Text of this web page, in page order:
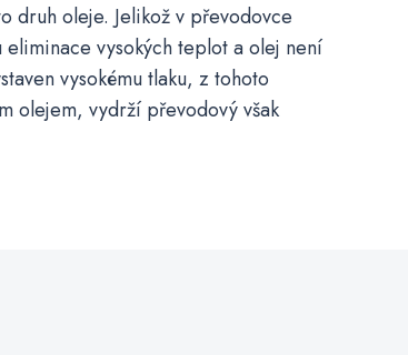
druh oleje. Jelikož v převodovce
vysokých teplot a olej není
vysokému tlaku, z tohoto
olejem, vydrží převodový však